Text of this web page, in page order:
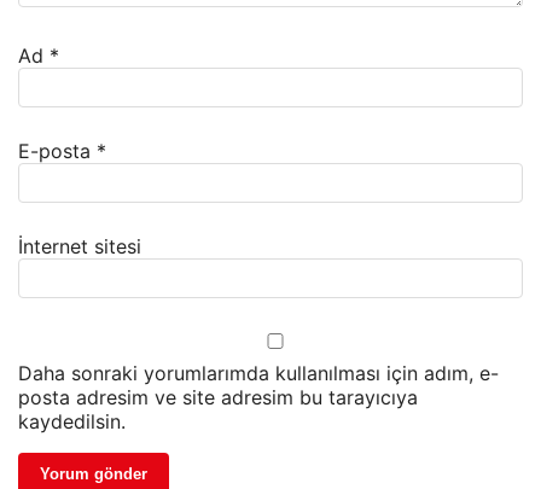
Ad *
E-posta *
İnternet sitesi
Daha sonraki yorumlarımda kullanılması için adım, e-
posta adresim ve site adresim bu tarayıcıya
kaydedilsin.